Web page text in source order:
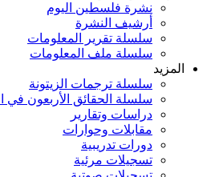
نشرة فلسطين اليوم
أرشيف النشرة
سلسلة تقرير المعلومات
سلسلة ملف المعلومات
المزيد
سلسلة ترجمات الزيتونة
سلسلة الحقائق الأربعون في
دراسات وتقارير
مقابلات وحوارات
دورات تدريبية
تسجيلات مرئية